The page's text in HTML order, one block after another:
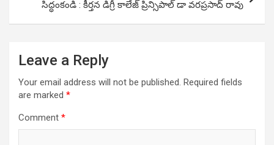
సిద్ధంకండి : కీర్తన డిగ్రీ కాలేజ్ ప్రిన్సిపాల్ డా వరప్రసాద్ రావు
Leave a Reply
Your email address will not be published. Required fields
are marked *
Comment *